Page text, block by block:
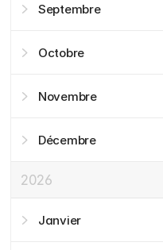
Septembre
Octobre
Novembre
Décembre
2026
Janvier